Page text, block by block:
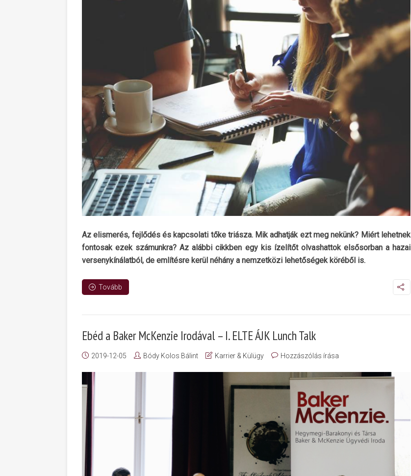
Az elismerés, fejlődés és kapcsolati tőke triásza. Mik adhatják ezt meg nekünk? Miért lehetnek
fontosak ezek számunkra? Az alábbi cikkben egy kis ízelítőt olvashattok elsősorban a hazai
versenykínálatból, de említésre kerül néhány a nemzetközi lehetőségek köréből is.
Tovább
Ebéd a Baker McKenzie Irodával – I. ELTE ÁJK Lunch Talk
2019-12-05 Bódy Kolos Bálint Karrier & Külügy Hozzászólás írása